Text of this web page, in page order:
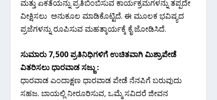
ಮತ್ತು ಏಕತೆಯನ್ನು ಪ್ರತಿಬಿಂಬಿಸುವ ಕಾರ್ಯಕ್ರಮಗಳನ್ನು ತಪ್ಪದೇ
ವೀಕ್ಷಿಸಲು ಅನುಕೂಲ ಮಾಡಿಕೊಟ್ಟಿದೆ. ಈ ಮೂಲಕ ಭವಿಷ್ಯದ
ಪ್ರಜೆಗಳನ್ನು ರೂಪಿಸುವ ಮಹತ್ಕಾರ್ಯಕ್ಕೆ ಕೈ ಜೋಡಿಸಿದೆ.
ಸುಮಾರು 7,500 ಪ್ರತಿನಿಧಿಗಳಿಗೆ ಉಚಿತವಾಗಿ ಮಿಶ್ರಾಪೇಡೆ
ವಿತರಿಸಲು ಧಾರವಾಡ ಸಜ್ಜು :
ಧಾರವಾಡ ಎಂದಾಕ್ಷಣ ಧಾರವಾಡ ಪೇಡೆ ನೆನಪಿಗೆ ಬರುವುದು
ಸಹಜ. ಬಾಯಲ್ಲಿ ನೀರೂರಿಸುವ, ಒಮ್ಮೆ ಸವಿದರೆ ಜೀವನ